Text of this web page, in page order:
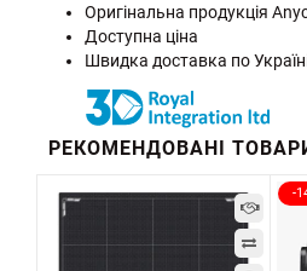
Оригінальна продукція
Доступна ціна
Швидка доставка по
РЕКОМЕНДОВАНІ
-